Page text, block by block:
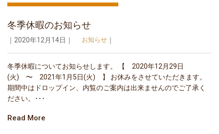
冬季休暇のお知らせ
｜2020年12月14日｜ お知らせ ｜
冬季休暇についてお知らせします。 【 2020年12月29日
(火) 〜 2021年1月5日(火) 】 お休みをさせていただきます。
期間中はドロップイン、内覧のご案内は出来ませんのでご了承く
ださい。･･･
Read More